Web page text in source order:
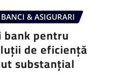
BANCI & ASIGURARI
pentru
de eficiență
substanțial